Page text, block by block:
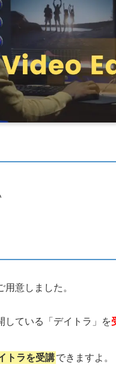
意しました。
している「デイトラ」を
トラを受講できますよ。